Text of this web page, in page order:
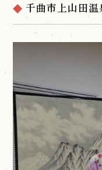
千曲市上山田